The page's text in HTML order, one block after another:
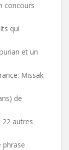
concours
qui
et un
Missak
de
22 autres
phrase